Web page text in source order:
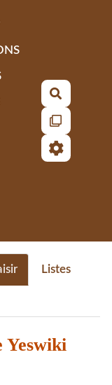
Listes
Yeswiki